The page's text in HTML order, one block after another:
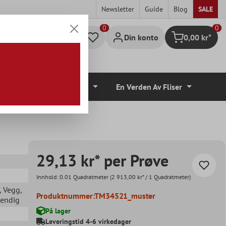
Newsletter Guide Blog SALE
Din konto Handlekurv
0
0,00 kr*
En Verden Av Fliser
Vegg,
29,13 kr* per Prøve
Innhold: 0.01 Quadratmeter (2 913,00 kr* / 1 Quadratmeter)
Produktnummer:TM34521_muster
På lager
Leveringstid 4-6 virkedager